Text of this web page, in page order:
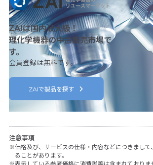
ZAIは国内最大級！
理化学機器の中古販売市場で
す。
会員登録は無料です。
ZAIで製品を探す
注意事項
価格及び、サービスの仕様・内容などにつきまし
ることがあります。